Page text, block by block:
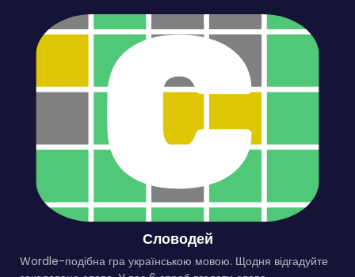
Словодей
Wordle-подібна гра українською мовою. Щодня відгадуйте